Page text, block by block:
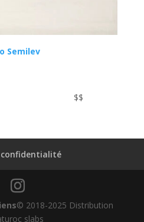
Semilev
$$
© 2018-2025 Distribution
slabs